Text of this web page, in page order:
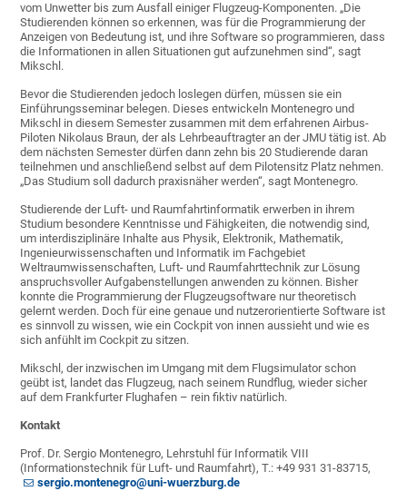
vom Unwetter bis zum Ausfall einiger Flugzeug-Komponenten. „Die
Studierenden können so erkennen, was für die Programmierung der
Anzeigen von Bedeutung ist, und ihre Software so programmieren, dass
die Informationen in allen Situationen gut aufzunehmen sind“, sagt
Mikschl.
Bevor die Studierenden jedoch loslegen dürfen, müssen sie ein
Einführungsseminar belegen. Dieses entwickeln Montenegro und
Mikschl in diesem Semester zusammen mit dem erfahrenen Airbus-
Piloten Nikolaus Braun, der als Lehrbeauftragter an der JMU tätig ist. Ab
dem nächsten Semester dürfen dann zehn bis 20 Studierende daran
teilnehmen und anschließend selbst auf dem Pilotensitz Platz nehmen.
„Das Studium soll dadurch praxisnäher werden“, sagt Montenegro.
Studierende der Luft- und Raumfahrtinformatik erwerben in ihrem
Studium besondere Kenntnisse und Fähigkeiten, die notwendig sind,
um interdisziplinäre Inhalte aus Physik, Elektronik, Mathematik,
Ingenieurwissenschaften und Informatik im Fachgebiet
Weltraumwissenschaften, Luft- und Raumfahrttechnik zur Lösung
anspruchsvoller Aufgabenstellungen anwenden zu können. Bisher
konnte die Programmierung der Flugzeugsoftware nur theoretisch
gelernt werden. Doch für eine genaue und nutzerorientierte Software ist
es sinnvoll zu wissen, wie ein Cockpit von innen aussieht und wie es
sich anfühlt im Cockpit zu sitzen.
Mikschl, der inzwischen im Umgang mit dem Flugsimulator schon
geübt ist, landet das Flugzeug, nach seinem Rundflug, wieder sicher
auf dem Frankfurter Flughafen – rein fiktiv natürlich.
Kontakt
Prof. Dr. Sergio Montenegro, Lehrstuhl für Informatik VIII
(Informationstechnik für Luft- und Raumfahrt), T.: +49 931 31-83715,
sergio.montenegro@uni-wuerzburg.de